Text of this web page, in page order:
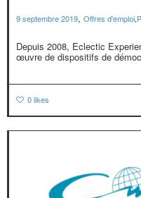
9 septembre 2019, Offres d'emploi,
Depuis 2008, Eclectic
œuvre de dispositifs de
0likes